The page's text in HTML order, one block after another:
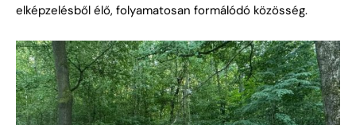
elképzelésből élő, folyamatosan formálódó közösség.